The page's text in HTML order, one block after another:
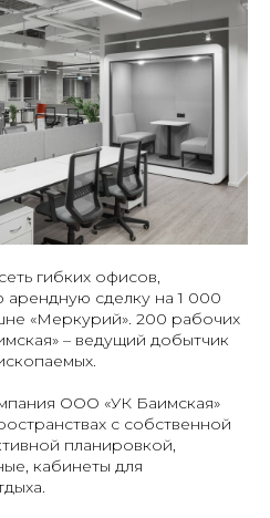
гибких офисов,
арендную сделку на 1 000
«Меркурий». 200 рабочих
– ведущий добытчик
ООО «УК Баимская»
с собственной
планировкой,
кабинеты для